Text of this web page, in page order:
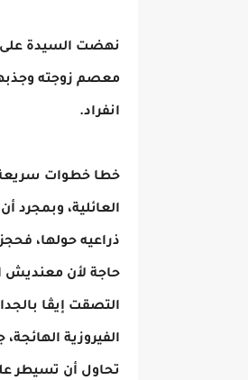
نهضت السيدة على
معصم زوجته
انفراد.
خطا خطوات سريعة
العائلية، وبمجرد
ذراعيه حولها،
حاجة لأن معنديش
التصقت إيڤا
الفيروزية
تحاول أن تسيطر